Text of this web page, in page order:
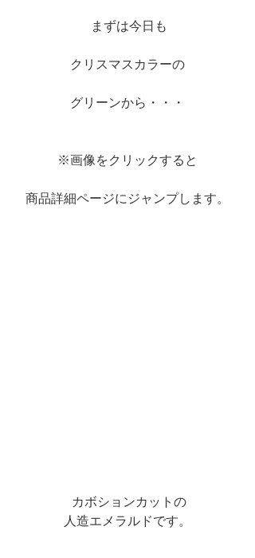
まずは今日も
クリスマスカラーの
グリーンから・・・
※画像をクリックすると
商品詳細ページにジャンプします。
カボションカットの
人造エメラルドです。